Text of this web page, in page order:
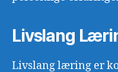
Livslang
Livslang læring er